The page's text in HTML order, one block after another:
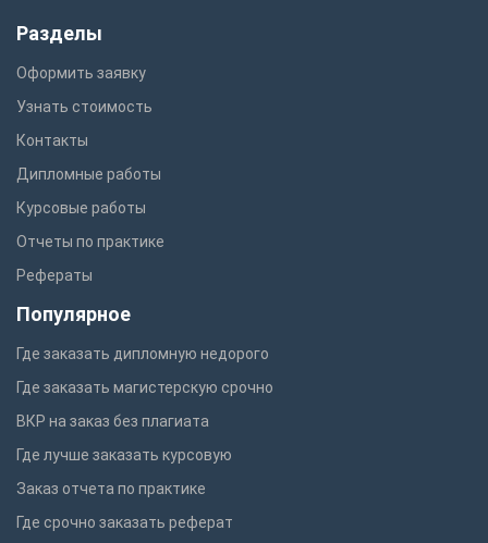
Разделы
Оформить заявку
Узнать стоимость
Контакты
Дипломные работы
Курсовые работы
Отчеты по практике
Рефераты
Популярное
Где заказать дипломную недорого
Где заказать магистерскую срочно
ВКР на заказ без плагиата
Где лучше заказать курсовую
Заказ отчета по практике
Где срочно заказать реферат